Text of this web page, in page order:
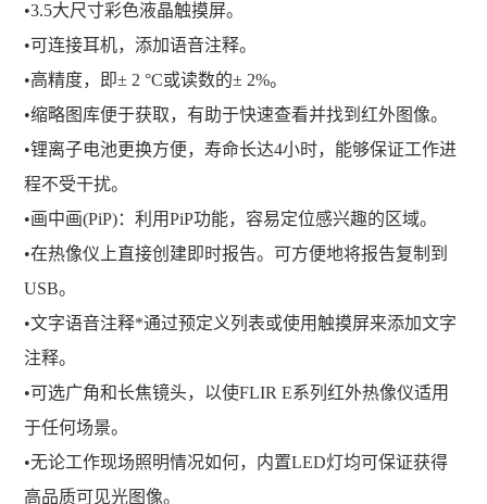
•3.5大尺寸彩色液晶触摸屏。
•可连接耳机，添加语音注释。
•高精度，即± 2 °C或读数的± 2%。
•缩略图库便于获取，有助于快速查看并找到红外图像。
•锂离子电池更换方便，寿命长达4小时，能够保证工作进
程不受干扰。
•画中画(PiP)：利用PiP功能，容易定位感兴趣的区域。
•在热像仪上直接创建即时报告。可方便地将报告复制到
USB。
•文字语音注释*通过预定义列表或使用触摸屏来添加文字
注释。
•可选广角和长焦镜头，以使FLIR E系列红外热像仪适用
于任何场景。
•无论工作现场照明情况如何，内置LED灯均可保证获得
高品质可见光图像。